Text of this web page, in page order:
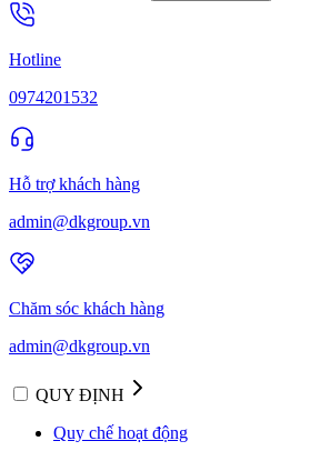
Hotline
0974201532
Hỗ trợ khách hàng
admin@dkgroup.vn
Chăm sóc khách hàng
admin@dkgroup.vn
QUY ĐỊNH
Quy chế hoạt động